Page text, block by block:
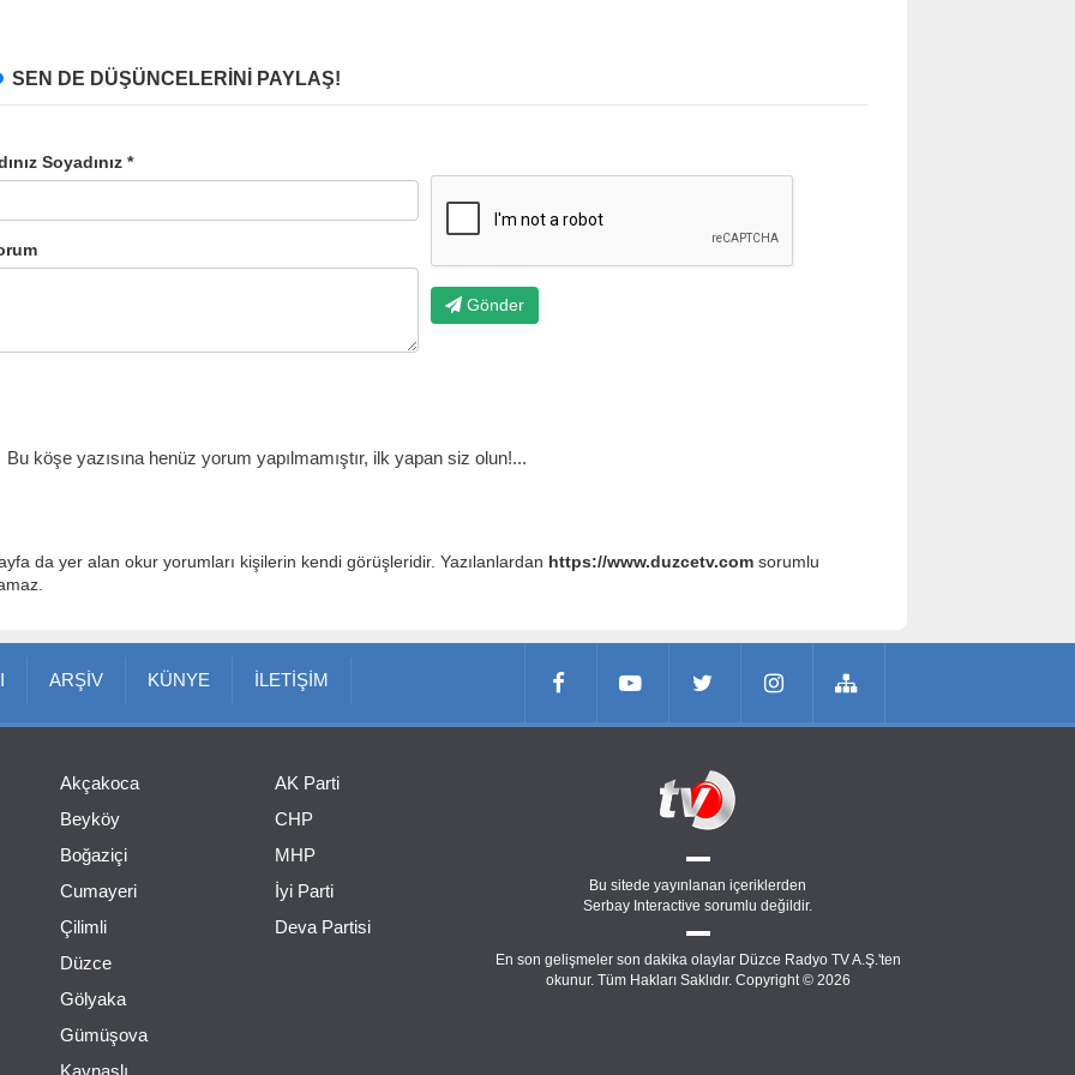
SEN DE DÜŞÜNCELERİNİ PAYLAŞ!
Soyadınız *
Gönder
Bu köşe yazısına henüz yorum yapılmamıştır, ilk yapan siz olun!...
da yer alan okur yorumları kişilerin kendi görüşleridir. Yazılanlardan https://www.duzcetv.comsorumlu
ARŞİV KÜNYE İLETİŞİM
Akçakoca
Beyköy
Boğaziçi
Cumayeri
Çilimli
Düzce
Gölyaka
Gümüşova
Kaynaşlı
AK Parti
CHP
MHP
İyi Parti
Deva Partisi
Bu sitede yayınlanan içeriklerden
Serbay Interactive sorumlu değildir.
En son gelişmeler son dakika olaylar Düzce Radyo TV A.Ş.'ten
okunur. Tüm Hakları Saklıdır. Copyright © 2026